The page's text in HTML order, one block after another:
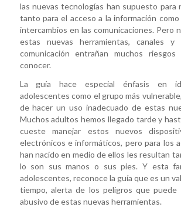
las nuevas tecnologías han supuesto para
tanto para el acceso a la información
intercambios en las comunicaciones. Pero
estas nuevas herramientas, canales
comunicación entrañan muchos
conocer.
La guía hace especial énfasis en
adolescentes como el grupo más
de hacer un uso inadecuado de estas
Muchos adultos hemos llegado tarde y
cueste manejar estos nuevos
electrónicos e informáticos, pero para los
han nacido en medio de ellos les resultan
lo son sus manos o sus pies. Y esta
adolescentes, reconoce la guía que es un
tiempo, alerta de los peligros que puede
abusivo de estas nuevas herramientas.